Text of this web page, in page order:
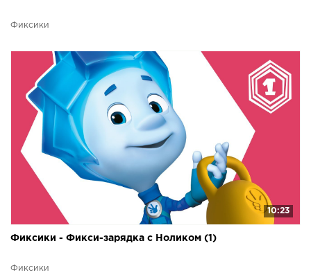
Фиксики
10:23
Фиксики - Фикси-зарядка с Ноликом (1)
Фиксики